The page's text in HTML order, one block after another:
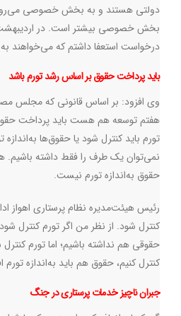
دولتی هستند و به بخش خصوصی
بخش خصوصی بیشتر است. در
درخواست استعفا داشتم که‌
باید پرداخت حقوق بر اساس رشد تورم باشد
وی افزود: بر اساس قانونی که مجلس
هفتم توسعه هم هست باید پرداخت
تورم باید کنترل شود یا حقوق‌ها به‌اندازه
نمی‌توان یک طرف را فقط داشته باشیم.
حقوق به‌اندازه تورم نیست.
رئیس هیئت‌مدیره نظام پرستاری اهواز
کنترل شود. از نظر من اگر تورم کنترل
حقوقی هم نداشته باشیم؛ اما تورم
کنترل کنیم، حقوق هم باید به‌اندازه تورم
جبران ناچیز خدمات پرستاری در جنگ